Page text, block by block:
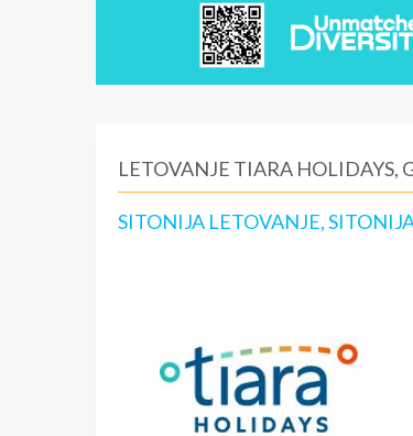
LETOVANJE TIARA HOLIDAYS,
SITONIJA LETOVANJE,